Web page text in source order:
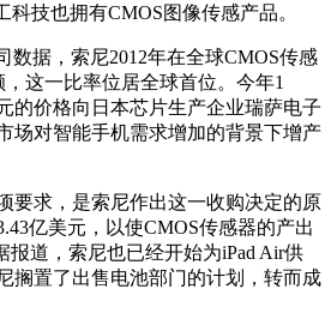
科技也拥有CMOS图像传感产品。
数据，索尼2012年在全球CMOS传感
这一比率位居全球首位。今年1
的价格向日本芯片生产企业瑞萨电子
场对智能手机需求增加的背景下增产
要求，是索尼作出这一收购决定的原
亿美元，以使CMOS传感器的产出
报道，索尼也已经开始为iPad Air供
搁置了出售电池部门的计划，转而成